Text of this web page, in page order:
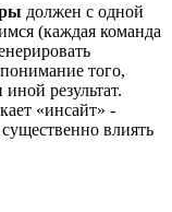
должен с одной
(каждая команда
того,
результат.
«инсайт» -
влиять